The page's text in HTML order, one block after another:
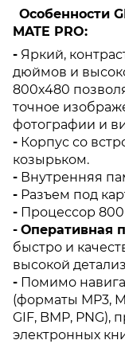
Особенности
MATE PRO:
- Яркий,
дюймов и
800х480
точное
фотографии и
- Корпус со
козырьком.
- Внутренняя
- Разъем под
- Процессор
- Оперативная
быстро и
высокой
- Помимо
(форматы MP3,
GIF, BMP, PNG),
электронных